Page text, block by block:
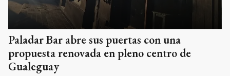
Paladar Bar abre sus puertas con una
propuesta renovada en pleno centro de
Gualeguay